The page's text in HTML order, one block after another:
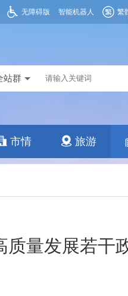
无障碍版 智能机器人 繁
市情 旅游
站群
量发展若干